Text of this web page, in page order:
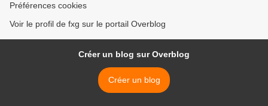
Préférences cookies
Voir le profil de fxg sur le portail Overblog
Créer un blog sur Overblog
Créer un blog